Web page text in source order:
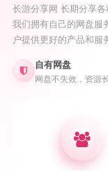
长游分享网 长期分享各
我们拥有自己的网盘服
户提供更好的产品和服
自有网盘
网盘不失效，资源